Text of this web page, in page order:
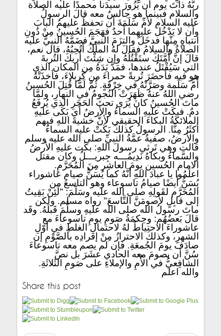
ربَّهُ ذاتَ يوم أن يَزُورَ سيدَنا محمدًا عليه الصلاة
والسلام فبينما هو جالسٌ معه قالَ الرسولُ
عليه السلام لأمِّ سَلَمَةَ أن تحفظَ عليهمُ البابَ
وأن لا يَدْخُلَ عليهِما أحدٌ فهَجَمَ الحُسينُ مِنْ دُونِ
انتباهٍ مِنْها فدخَلَ والتزَمَ النبيَّ فضَمَّهُ النبيُّ عليه
الصلاةُ والسلامُ فقالَ لهُ الملَكُ أَتُحِبُهُ، قال نعم،
قالَ إنَّ أُمَّتَكَ ستَقْتُلُهُ وإن شِئْتَ أُريكَ التُربةَ
التي سَيُقْتَلُ عندها، فمَدَّ يَدَهُ مِن المكان الذي
هو فيه فأحضَرَ تُربةً حمراءَ من كَربلاءَ، فأخذَتْهُ
أُمُّ سَلَمة وصَرَّتْهُ في خِرْقَةٍ. ثُمَّ لَمَّا قُتِلَ الحُسينُ
رضي اللهُ عنهُ ظَهَرَتْ النُجومُ في النهارِ، ولمَّا
ماتَ الحُسينُ كانَ يُرَى تحتَ الحَجَرِ الذي يُرفَعُ
دمٌ. فبكَتْ عليهِ السماءُ والأرضُ أي بَكَى عليهِ
الملائكَةُ البكاءَ الحقيقي لأنَّ خشيةَ اللهِ فيهم
أكثَرُ مِنَّا. الرسولُ كذلكَ بَكَتْ عليه السماءُ
والأرضُ، صفيةُ عمَّةُ النبيِّ صلى الله عليه وسلم
قالت وهي تَرثي رسولَ اللهِ: بكَت عليهِ الأرضُ
والسَّماءُ وبكاهُ نَدِيمُـــه جِبريـــلُ وكان مقتل
الامام الحُسين يومَ العاشِر مِنَ المُحَرَّمِ.
اعلَمُوا يا عبادَ اللهِ أنَّهُ كما يُسَنُّ صيام عاشوراء
يُسَنُّ أَيضًا صيامُ تاسوعاء وهو التاسعُ من
المُحَرَّم لقَولِهِ صلى الله عليه وسَلّمَ: "لَئِنْ بَقِيتُ
إلى قابِلٍ لأَصومَنَّ التَّاسعَ" رواه مسلم. ولكن
ماتَ رسولُ الله صلى الله عليهِ وسلَّمَ قَبلَهُ. وقَد
قالَ بَعضُهُم: وحِكمَةُ صَومِ يومِ تاسوعاءَ مع
عاشوراءَ الاحتياطُ لهُ لاحتمالِ الغلطِ في أوّلِ
الشهرِ، وكذلكَ الاحترازُ مِنْ إفرادِه بالصَّوْمِ إن
صادَفَ يومَ الجُمعَةِ. فإن لم يصم معه تاسوعاءَ
سُنَّ أن يصومَ معه الحادي عشَرَ بل نصَّ
الشافِعيُّ في الأُمِ والإملاءِ على صَومِ الثَلاثَةِ.
والله اعلم
Share this post